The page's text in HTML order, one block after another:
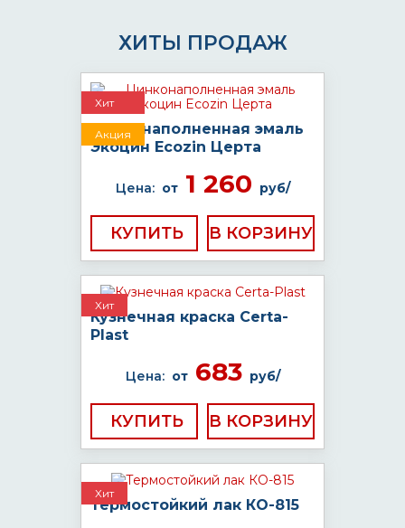
ХИТЫ ПРОДАЖ
Хит
Акция
Цинконаполненная эмаль
Экоцин Ecozin Церта
Цена: от1 260 руб/
КУПИТЬ
Хит
Кузнечная краска Certa-
Plast
Цена: от683 руб/
КУПИТЬ
Хит
Термостойкий лак КО-815